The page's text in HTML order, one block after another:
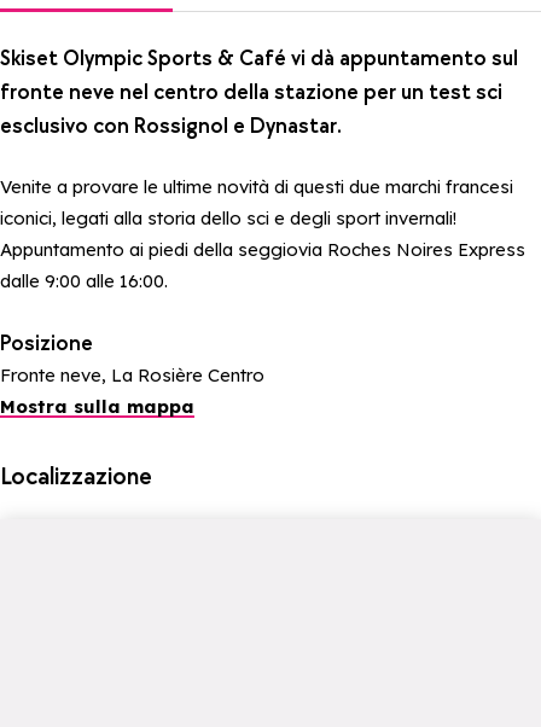
Skiset Olympic Sports & Café vi dà appuntamento sul
fronte neve nel centro della stazione per un test sci
esclusivo con Rossignol e Dynastar.
Venite a provare le ultime novità di questi due marchi francesi
iconici, legati alla storia dello sci e degli sport invernali!
Appuntamento ai piedi della seggiovia Roches Noires Express
dalle 9:00 alle 16:00.
Posizione
Fronte neve, La Rosière Centro
Mostra sulla mappa
Localizzazione